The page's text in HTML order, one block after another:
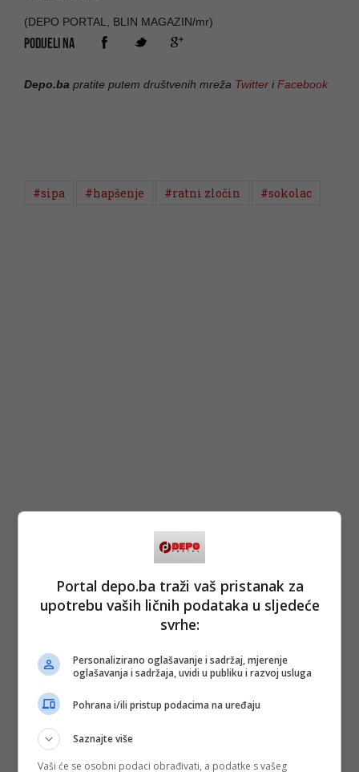
(DEPO PORTAL, BLIN MAGAZIN/mr)
PODIJELI NA
Depo.ba pratite putem društvenih mreža Twitter iFacebook
#sipa #hapšenje #ratni zločin #sokolac
Portal depo.ba traži vaš pristanak za
upotrebu vaših ličnih podataka u sljedeće
svrhe:
Personalizirano oglašavanje i sadržaj, mjerenje
oglašavanja i sadržaja, uvidi u publiku i razvoj usluga
Pohrana i/ili pristup podacima na uređaju
Saznajte više
Vaši će se osobni podaci obrađivati, a podatke s vašeg